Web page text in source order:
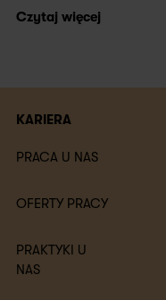
Czytaj więcej
KARIERA
PRACA U NAS
OFERTY PRACY
PRAKTYKI U
NAS